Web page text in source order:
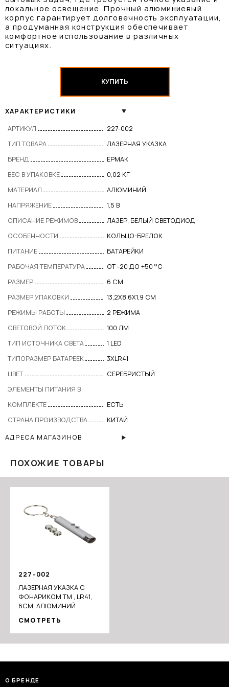
локальное освещение. Прочный алюминиевый
корпус гарантирует долговечность эксплуатации,
а продуманная конструкция обеспечивает
комфортное использование в различных
ситуациях.
КУПИТЬ
ХАРАКТЕРИСТИКИ
АРТИКУЛ
227-002
ТИП ТОВАРА
ЛАЗЕРНАЯ УКАЗКА
БРЕНД
ЕРМАК
ВЕС В УПАКОВКЕ
0,02 КГ
МАТЕРИАЛ
АЛЮМИНИЙ
НАПРЯЖЕНИЕ
1,5 В
ОПИСАНИЕ РЕЖИМОВ
ЛАЗЕР, БЕЛЫЙ СВЕТОДИОД
ОСОБЕННОСТИ
КОЛЬЦО-БРЕЛОК
ПИТАНИЕ
БАТАРЕЙКИ
РАБОЧАЯ ТЕМПЕРАТУРА
ОТ -20 ДО +50 °C
РАЗМЕР
6 СМ
РАЗМЕР УПАКОВКИ
13,2Х8,6Х1,9 СМ
РЕЖИМЫ РАБОТЫ
2 РЕЖИМА
СВЕТОВОЙ ПОТОК
100 ЛМ
ТИП ИСТОЧНИКА СВЕТА
1 LED
ТИПОРАЗМЕР БАТАРЕЕК
3ХLR41
ЦВЕТ
CЕРЕБРИСТЫЙ
ЭЛЕМЕНТЫ ПИТАНИЯ В
КОМПЛЕКТЕ
ЕСТЬ
СТРАНА ПРОИЗВОДСТВА
КИТАЙ
АДРЕСА МАГАЗИНОВ
ПОХОЖИЕ ТОВАРЫ
227-002
ЛАЗЕРНАЯ УКАЗКА С
ФОНАРИКОМ ТМ , LR41,
6СМ, АЛЮМИНИЙ
СМОТРЕТЬ
О БРЕНДЕ